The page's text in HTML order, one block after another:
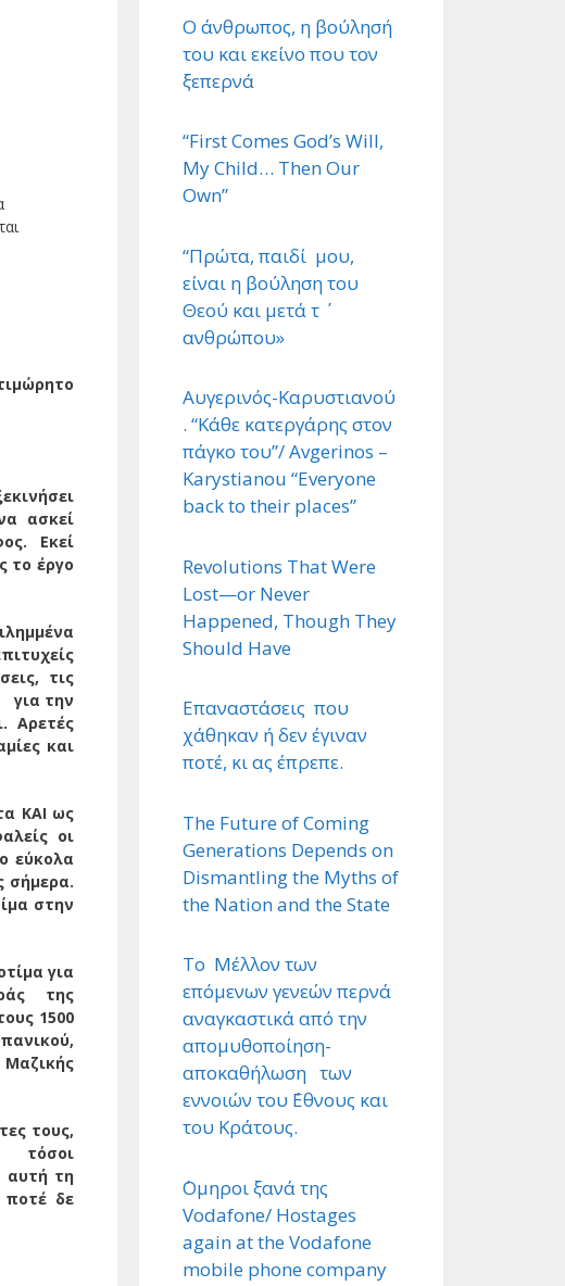
ασκεί
Εκεί
το έργο
τις
για την
Αρετές
και
ΚΑΙ ως
οι
εύκολα
σήμερα.
στην
για
της
1500
τους,
τόσοι
αυτή τη
δε
Ο άνθρωπος, η βούλησή
του και εκείνο που τον
ξεπερνά
“First Comes God’s Will,
My Child… Then Our
Own”
“Πρώτα, παιδί μου,
είναι η βούληση του
Θεού και μετά τ ΄
ανθρώπου»
Αυγερινός-Καρυστιανού
. “Κάθε κατεργάρης στον
πάγκο του”/ Avgerinos –
Karystianou “Εveryone
back to their places”
Revolutions That Were
Lost—or Never
Happened, Though They
Should Have
Επαναστάσεις που
χάθηκαν ή δεν έγιναν
ποτέ, κι ας έπρεπε.
The Future of Coming
Generations Depends on
Dismantling the Myths of
the Nation and the State
Το Μέλλον των
επόμενων γενεών περνά
αναγκαστικά από την
απομυθοποίηση-
αποκαθήλωση των
εννοιών του ΄Εθνους και
του Κράτους.
΄Ομηροι ξανά της
Vodafone/ Hostages
again at the Vodafone
mobile phone company